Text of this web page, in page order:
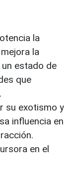
la
la
estado de
que
su exotismo y
influencia en
en el